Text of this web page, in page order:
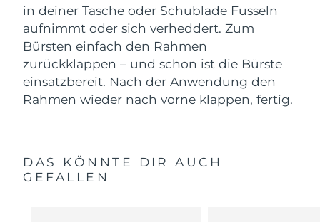
in deiner Tasche oder Schublade Fusseln
aufnimmt oder sich verheddert. Zum
Bürsten einfach den Rahmen
zurückklappen – und schon ist die Bürste
einsatzbereit. Nach der Anwendung den
Rahmen wieder nach vorne klappen, fertig.
DAS KÖNNTE DIR AUCH
GEFALLEN